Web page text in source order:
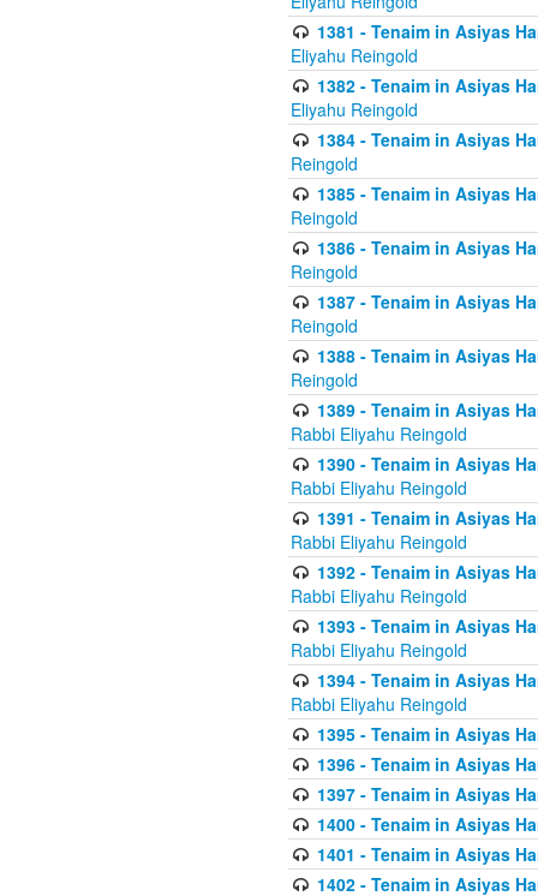
1381 - Tenaim in Asiyas
Eliyahu Reingold
1382 - Tenaim in Asiyas
Eliyahu Reingold
1384 - Tenaim in Asiyas
Reingold
1385 - Tenaim in Asiyas
Reingold
1386 - Tenaim in Asiyas
Reingold
1387 - Tenaim in Asiyas
Reingold
1388 - Tenaim in Asiyas
Reingold
1389 - Tenaim in Asiyas
Rabbi Eliyahu Reingold
1390 - Tenaim in Asiyas
Rabbi Eliyahu Reingold
1391 - Tenaim in Asiyas
Rabbi Eliyahu Reingold
1392 - Tenaim in Asiyas
Rabbi Eliyahu Reingold
1393 - Tenaim in Asiyas
Rabbi Eliyahu Reingold
1394 - Tenaim in Asiyas
Rabbi Eliyahu Reingold
1395 - Tenaim in Asiyas
1396 - Tenaim in Asiyas
1397 - Tenaim in Asiyas
1400 - Tenaim in Asiyas
1401 - Tenaim in Asiyas
1402 - Tenaim in Asiyas